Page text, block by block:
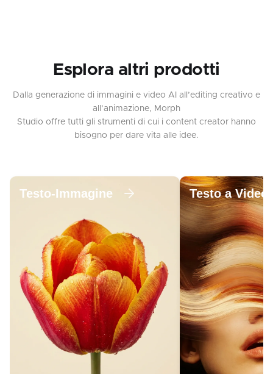
Esplora altri prodotti
Dalla generazione di immagini e video AI all’editing creativo e
all’animazione, Morph
Studio offre tutti gli strumenti di cui i content creator hanno
bisogno per dare vita alle idee.
Testo-Immagine Testo a Video